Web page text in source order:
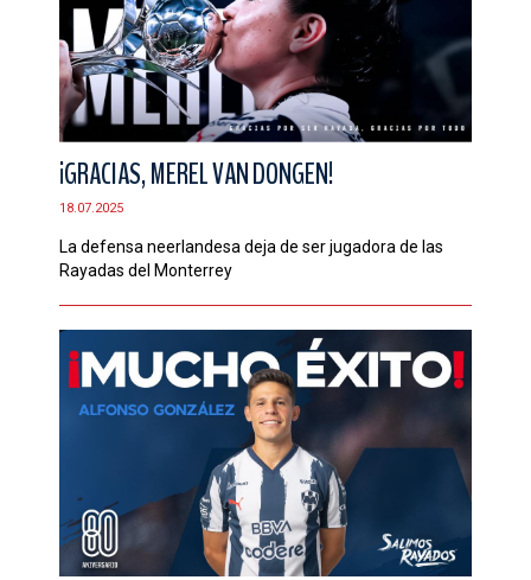
¡GRACIAS, MEREL VAN DONGEN!
18.07.2025
La defensa neerlandesa deja de ser jugadora de las
Rayadas del Monterrey